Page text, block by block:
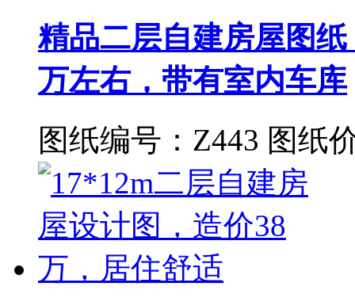
精品二层自建房屋图
万左右，带有室内车库
图纸编号：Z443 图纸